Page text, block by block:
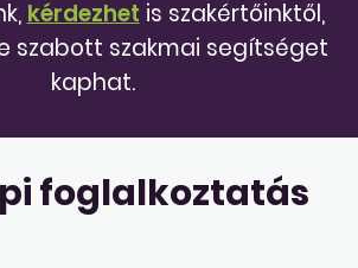
kérdezhet is szakértőinktől,
szabott szakmai segítséget
kaphat.
foglalkoztatás